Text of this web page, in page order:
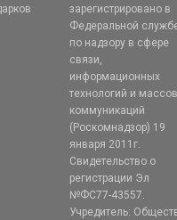
зарегистрировано в
Федеральной
по надзору в сфере
связи,
информационных
технологий и
коммуникаций
(Роскомнадзор) 19
января 2011г.
Свидетельство о
регистрации Эл
№ФС77-43557.
Учредитель: